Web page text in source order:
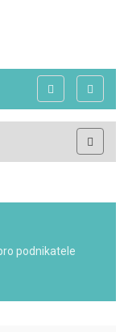
podnikatele